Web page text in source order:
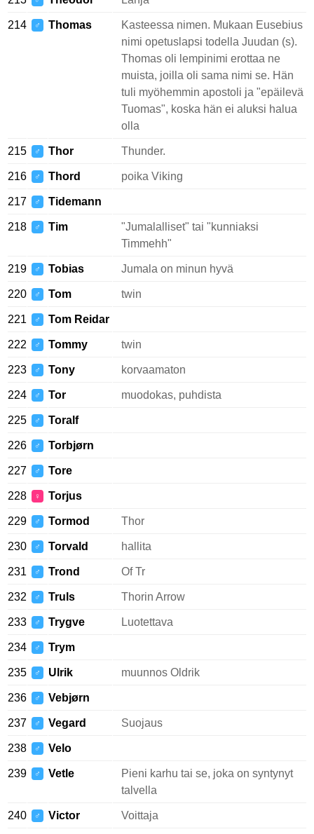
214 ♂ Thomas
Kasteessa nimen. Mukaan Eusebius
nimi opetuslapsi todella Juudan (s).
Thomas oli lempinimi erottaa ne
muista, joilla oli sama nimi se. Hän
tuli myöhemmin apostoli ja "epäilevä
Tuomas", koska hän ei aluksi halua
olla
215 ♂ Thor Thunder.
216 ♂ Thord poika Viking
217 ♂ Tidemann
218 ♂ Tim
"Jumalalliset" tai "kunniaksi
Timmehh"
219 ♂ Tobias Jumala on minun hyvä
220 ♂ Tom twin
221 ♂ Tom Reidar
222 ♂ Tommy twin
223 ♂ Tony korvaamaton
224 ♂ Tor muodokas, puhdista
225 ♂ Toralf
226 ♂ Torbjørn
227 ♂ Tore
228 ♀ Torjus
229 ♂ Tormod Thor
230 ♂ Torvald hallita
231 ♂ Trond Of Tr
232 ♂ Truls Thorin Arrow
233 ♂ Trygve Luotettava
234 ♂ Trym
235 ♂ Ulrik muunnos Oldrik
236 ♂ Vebjørn
237 ♂ Vegard Suojaus
238 ♂ Velo
239 ♂ Vetle
Pieni karhu tai se, joka on syntynyt
talvella
240 ♂ Victor Voittaja